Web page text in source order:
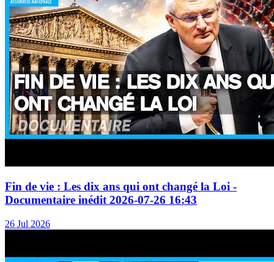
Fin de vie : Les dix ans qui ont changé la Loi -
Documentaire inédit 2026-07-26 16:43
26 Jul 2026